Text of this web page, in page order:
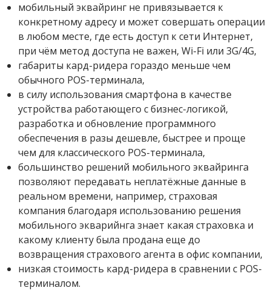
мобильный эквайринг не привязывается к
конкретному адресу и может совершать операции
в любом месте, где есть доступ к сети Интернет,
при чём метод доступа не важен, Wi-Fi или 3G/4G,
габариты кард-ридера гораздо меньше чем
обычного POS-терминала,
в силу использования смартфона в качестве
устройства работающего с бизнес-логикой,
разработка и обновление программного
обеспечения в разы дешевле, быстрее и проще
чем для классического POS-терминала,
большинство решений мобильного эквайринга
позволяют передавать неплатёжные данные в
реальном времени, например, страховая
компания благодаря использованию решения
мобильного экварийнга знает какая страховка и
какому клиенту была продана еще до
возвращения страхового агента в офис компании,
низкая стоимость кард-ридера в сравнении с POS-
терминалом.